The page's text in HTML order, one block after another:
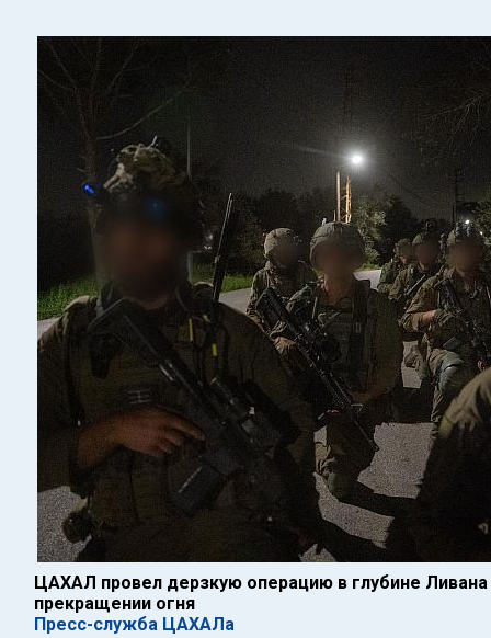
ЦАХАЛ провел дерзкую операцию в глубине
прекращении огня
Пресс-служба ЦАХАЛа